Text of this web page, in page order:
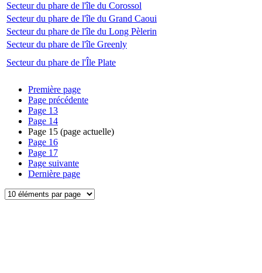
Secteur du phare de l'île du Corossol
Secteur du phare de l'île du Grand Caoui
Secteur du phare de l'île du Long Pèlerin
Secteur du phare de l'île Greenly
Secteur du phare de l'Île Plate
Première page
Page précédente
Page 13
Page 14
Page 15 (page actuelle)
Page 16
Page 17
Page suivante
Dernière page